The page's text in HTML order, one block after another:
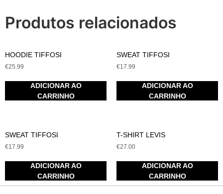
Produtos relacionados
HOODIE TIFFOSI
€25.99
ADICIONAR AO
CARRINHO
SWEAT TIFFOSI
€17.99
ADICIONAR AO
CARRINHO
SWEAT TIFFOSI
€17.99
ADICIONAR AO
CARRINHO
T-SHIRT LEVIS
€27.00
ADICIONAR AO
CARRINHO